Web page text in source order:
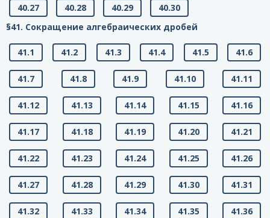
40.27 40.28 40.29
40.30
§41. Сокращение алгебраических дробей
41.1 41.2 41.3 41.4 41.5 41.6
41.7 41.8 41.9 41.10 41.11
41.12 41.13 41.14 41.15 41.16
41.17 41.18 41.19 41.20 41.21
41.22 41.23 41.24 41.25 41.26
41.27 41.28 41.29 41.30 41.31
41.32 41.33 41.34 41.35 41.36